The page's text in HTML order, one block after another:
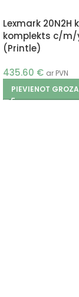
Lexmark 20N2H
komplekts c/
(Printle)
435.60 € ar PVN
PIEVIENOT